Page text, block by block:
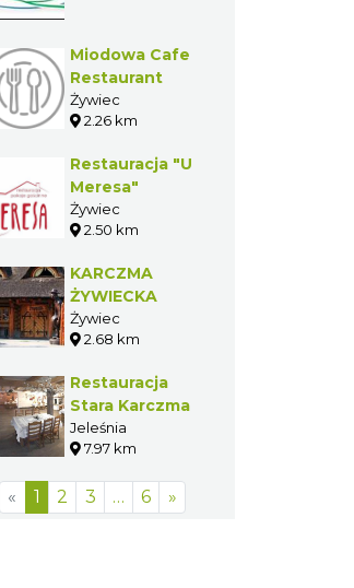
Miodowa Cafe
Restaurant
Żywiec
2.26 km
Restauracja "U
Meresa"
Żywiec
2.50 km
KARCZMA
ŻYWIECKA
Żywiec
2.68 km
Restauracja
Stara Karczma
Jeleśnia
7.97 km
« 1 2 3 … 6 »